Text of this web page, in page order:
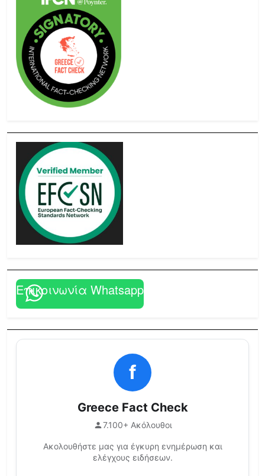
Επικοινωνία Whatsapp
f
Greece Fact Check
7.100+ Ακόλουθοι
Ακολουθήστε μας για έγκυρη ενημέρωση και
ελέγχους ειδήσεων.